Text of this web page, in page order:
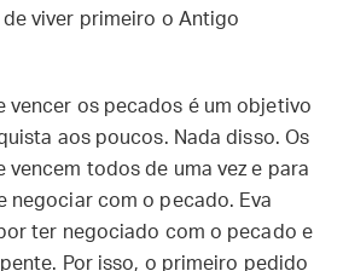
de viver primeiro o Antigo
vencer os pecados é um objetivo
aos poucos. Nada disso. Os
vencem todos de uma vez e para
negociar com o pecado. Eva
ter negociado com o pecado e
Por isso, o primeiro pedido